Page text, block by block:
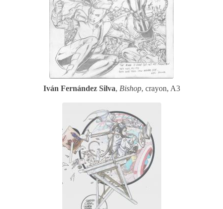
Iván Fernández Silva, Bishop, crayon, A3